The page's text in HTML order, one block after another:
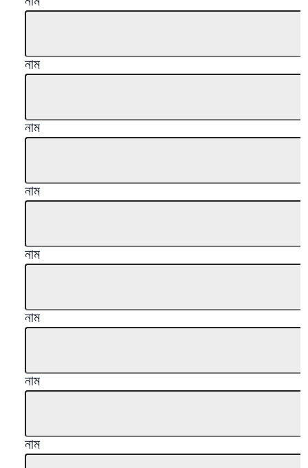
নাম
নাম
নাম
নাম
নাম
নাম
নাম